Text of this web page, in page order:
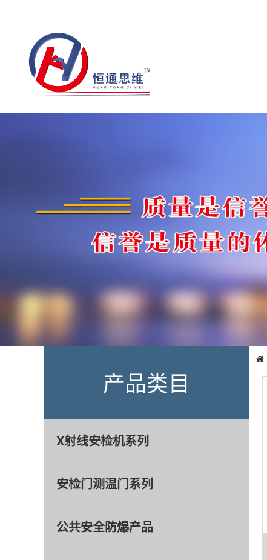
产品类目
X射线安检机系列
安检门测温门系列
公共安全防爆产品